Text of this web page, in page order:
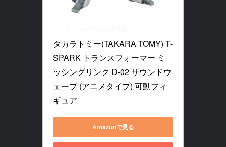
タカラトミー(TAKARA TOMY) T-
SPARK トランスフォーマー ミ
ッシングリンク D-02 サウンドウ
ェーブ (アニメタイプ) 可動フィ
ギュア
Amazonで見る